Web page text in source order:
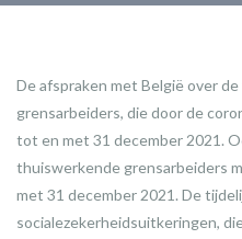
De afspraken met België over
grensarbeiders, die door de
tot en met 31 december 2021.
thuiswerkende grensarbeiders
met 31 december 2021. De
socialezekerheidsuitkeringen,